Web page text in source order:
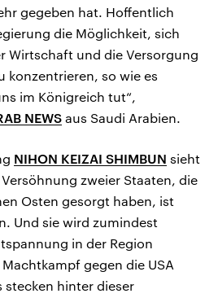
gegeben hat. Hoffentlich
die Möglichkeit, sich
Wirtschaft und die Versorgung
konzentrieren, so wie es
im Königreich tut“,
NEWS aus Saudi Arabien.
NIHON KEIZAI SHIMBUN sieht
Versöhnung zweier Staaten, die
Osten gesorgt haben, ist
Und sie wird zumindest
in der Region
gegen die USA
hinter dieser